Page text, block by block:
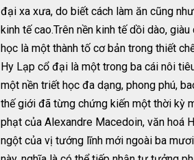
đại xa xưa, do biết cách làm ăn cũng
kinh tế cao.Trên nền kinh tế dồi dào,
học là một thành tố cơ bản trong thiết
Hy Lạp cổ đại là một trong ba cái nôi
một nền triết học đa dạng, phong phú,
thế giới đã từng chứng kiến một thời kỳ
phạt của Alexandre Macedoin, văn hoá
ngột của vị tướng lĩnh mới ngoài ba